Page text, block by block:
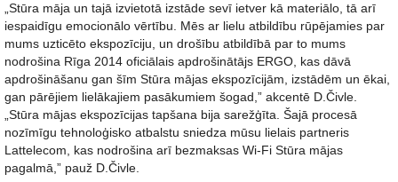
„Stūra māja un tajā izvietotā izstāde sevī ietver kā materiālo, tā arī
iespaidīgu emocionālo vērtību. Mēs ar lielu atbildību rūpējamies par
mums uzticēto ekspozīciju, un drošību atbildībā par to mums
nodrošina Rīga 2014 oficiālais apdrošinātājs ERGO, kas dāvā
apdrošināšanu gan šīm Stūra mājas ekspozīcijām, izstādēm un ēkai,
gan pārējiem lielākajiem pasākumiem šogad,” akcentē D.Čivle.
„Stūra mājas ekspozīcijas tapšana bija sarežģīta. Šajā procesā
nozīmīgu tehnoloģisko atbalstu sniedza mūsu lielais partneris
Lattelecom, kas nodrošina arī bezmaksas Wi-Fi Stūra mājas
pagalmā,” pauž D.Čivle.